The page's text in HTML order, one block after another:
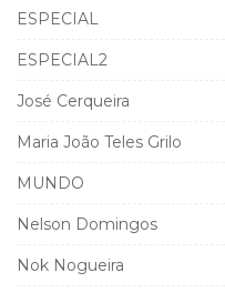
ESPECIAL
ESPECIAL2
José Cerqueira
Maria João Teles Grilo
MUNDO
Nelson Domingos
Nok Nogueira